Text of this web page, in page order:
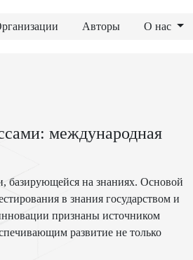
Авторы О нас
международная